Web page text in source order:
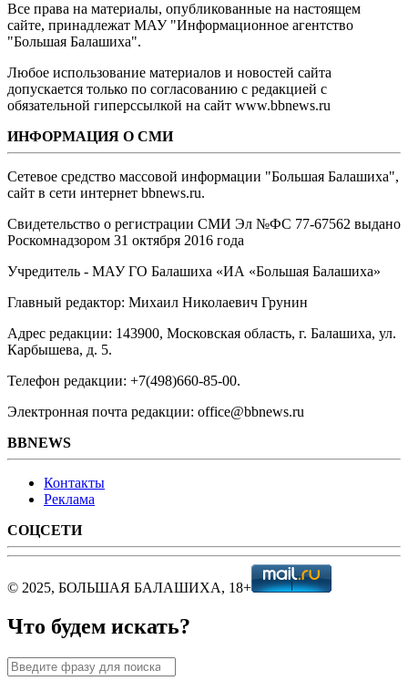
Все права на материалы, опубликованные на настоящем
сайте, принадлежат МАУ "Информационное агентство
"Большая Балашиха".
Любое использование материалов и новостей сайта
допускается только по согласованию с редакцией с
обязательной гиперссылкой на сайт www.bbnews.ru
ИНФОРМАЦИЯ О СМИ
Сетевое средство массовой информации "Большая Балашиха",
сайт в сети интернет bbnews.ru.
Свидетельство о регистрации СМИ Эл №ФС ‎77-67562 выдано
Роскомнадзором 31 октября 2016 года
Учредитель - МАУ ГО Балашиха «ИА «Большая Балашиха»
Главный редактор: Михаил Николаевич Грунин
Адрес редакции: 143900, Московская область, г. Балашиха, ул.
Карбышева, д. 5.
Телефон редакции: +7(498)660-85-00.
Электронная почта редакции: office@bbnews.ru
BBNEWS
Контакты
Реклама
СОЦСЕТИ
© 2025, БОЛЬШАЯ БАЛАШИХА, 18+
Что будем искать?